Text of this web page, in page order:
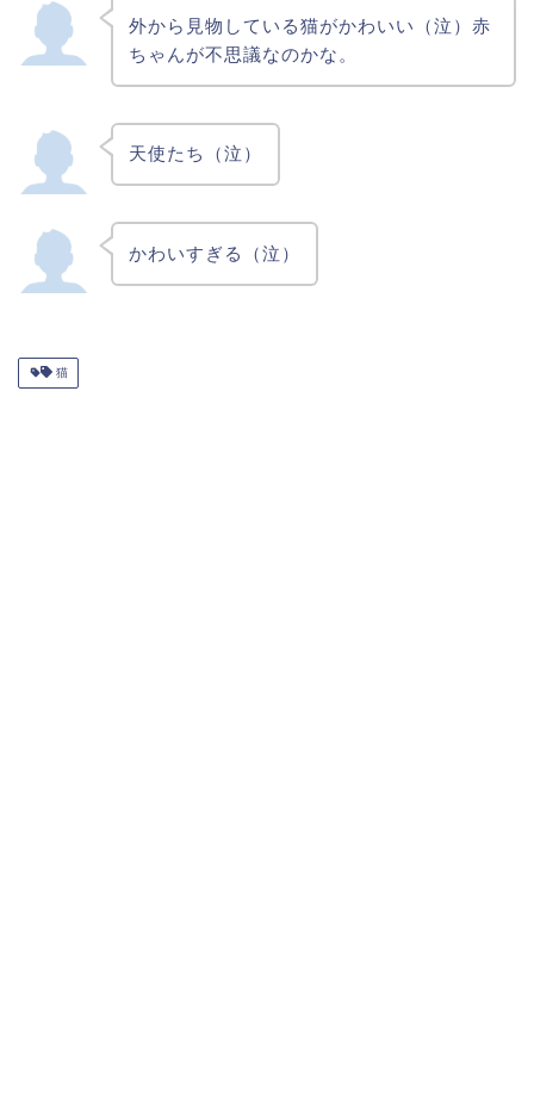
外から見物している猫がかわいい（泣）赤
ちゃんが不思議なのかな。
天使たち（泣）
かわいすぎる（泣）
猫